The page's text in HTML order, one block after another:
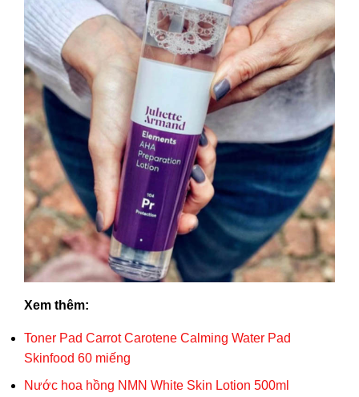
Xem thêm:
Toner Pad Carrot Carotene Calming Water Pad
Skinfood 60 miếng
Nước hoa hồng NMN White Skin Lotion 500ml